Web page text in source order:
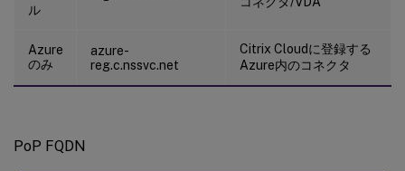
ル
Azure
のみ
azure-
reg.c.nssvc.net
Citrix Cloudに登録する
Azure内のコネクタ
PoP FQDN